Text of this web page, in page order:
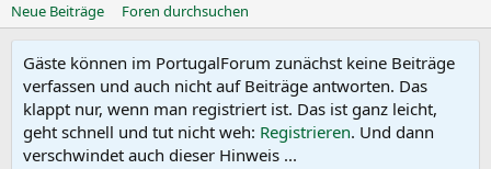
Neue Beiträge Foren durchsuchen
Gäste können im PortugalForum zunächst keine Beiträge
verfassen und auch nicht auf Beiträge antworten. Das
klappt nur, wenn man registriert ist. Das ist ganz leicht,
geht schnell und tut nicht weh: Registrieren. Und dann
verschwindet auch dieser Hinweis ...